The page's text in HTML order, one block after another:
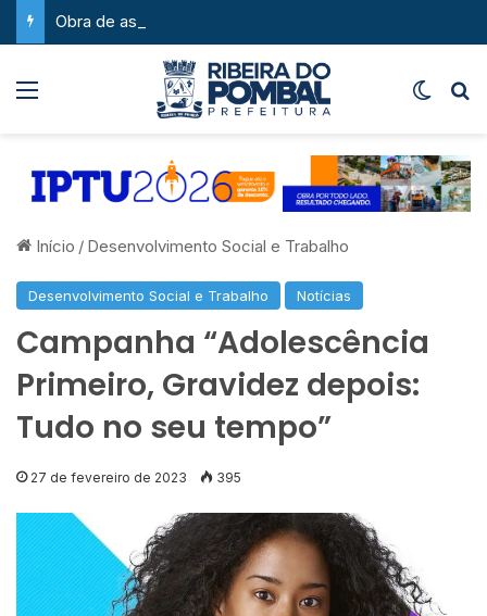
Início / Desenvolvimento Social e Trabalho
Desenvolvimento Social e Trabalho Notícias
Campanha “Adolescência
Primeiro, Gravidez depois:
Tudo no seu tempo”
27 de fevereiro de 2023 395